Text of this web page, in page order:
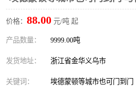
价格： 88.00 元/吨 起
产品数量： 9999.00吨
发货地址： 浙江省金华义乌市
关键词： 埃德蒙顿等城市也可门到门